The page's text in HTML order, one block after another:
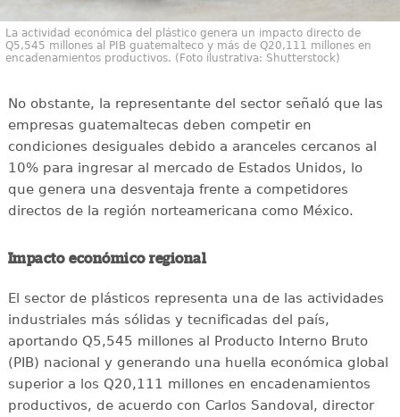
La actividad económica del plástico genera un impacto directo de
Q5,545 millones al PIB guatemalteco y más de Q20,111 millones en
encadenamientos productivos. (Foto ilustrativa: Shutterstock)
No obstante, la representante del sector señaló que las
empresas guatemaltecas deben competir en
condiciones desiguales debido a aranceles cercanos al
10% para ingresar al mercado de Estados Unidos, lo
que genera una desventaja frente a competidores
directos de la región norteamericana como México.
Impacto económico regional
El sector de plásticos representa una de las actividades
industriales más sólidas y tecnificadas del país,
aportando Q5,545 millones al Producto Interno Bruto
(PIB) nacional y generando una huella económica global
superior a los Q20,111 millones en encadenamientos
productivos, de acuerdo con Carlos Sandoval, director